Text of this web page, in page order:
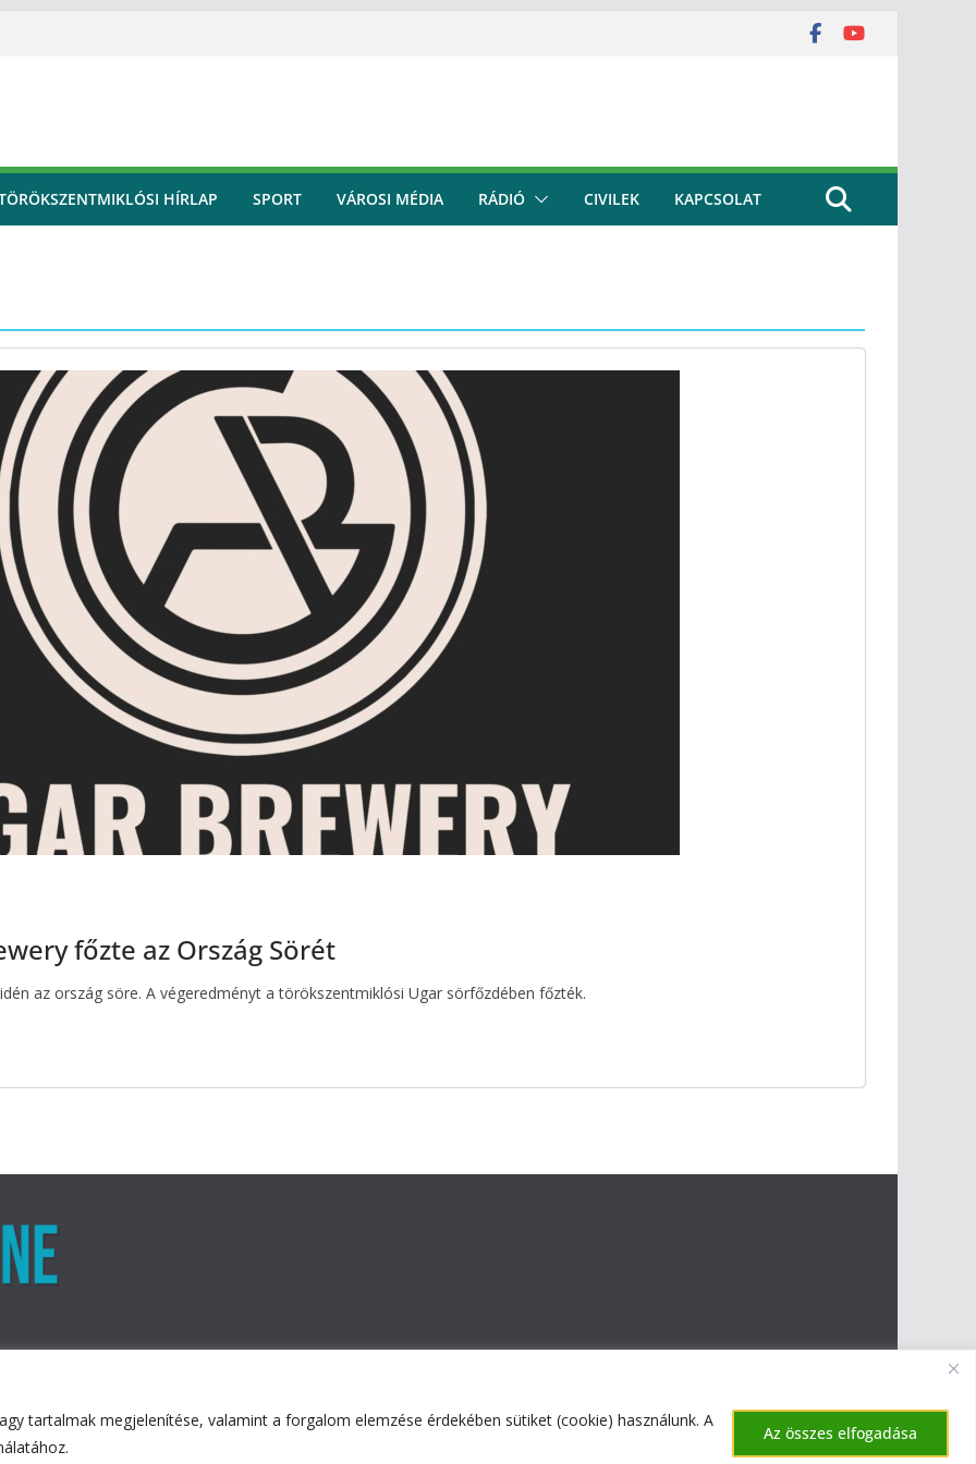
tartalmak megjelenítése, valamint a forgalom elemzése érdekében sütiket (cookie) használunk. A
Az összes elfogadása
HÍRLAP SPORT VÁROSI MÉDIA RÁDIÓ CIVILEK KAPCSOLAT
főzte az Ország Sörét
az ország söre. A végeredményt a törökszentmiklósi Ugar sörfőzdében főzték.
.